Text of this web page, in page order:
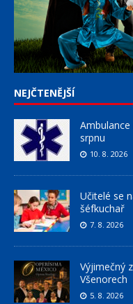
NEJČTENĚJŠÍ
srpnu
10. 8. 2026
Učitelé se
šéfkuchař
7. 8. 2026
Výjimečný
Všenorech
5. 8. 2026